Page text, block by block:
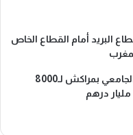
البريد أمام القطاع الخاص
UIR تطلق الفضاء الجامعي بمراكش لـ8000